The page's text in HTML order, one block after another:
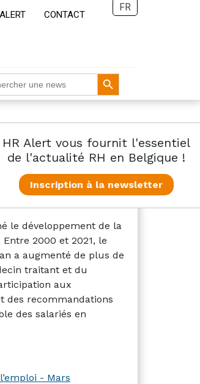
CONTACT
FR
Search Button
HR Alert vous fournit l'essentiel
de l'actualité RH en Belgique !
Inscription à la newsletter
le développement de la
2000 et 2021, le
a augmenté de plus de
traitant et du
aux
des recommandations
des salariés en
- Mars